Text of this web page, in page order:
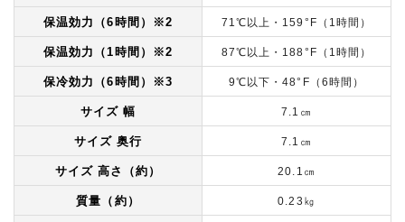
保温効力（6時間） ※2 71℃以上・159°F（1時間）
保温効力（1時間） ※2 87℃以上・188°F（1時間）
保冷効力（6時間） ※3 9℃以下・48°F（6時間）
サイズ 幅 7.1㎝
サイズ 奥行 7.1㎝
サイズ 高さ（約） 20.1㎝
質量（約） 0.23㎏